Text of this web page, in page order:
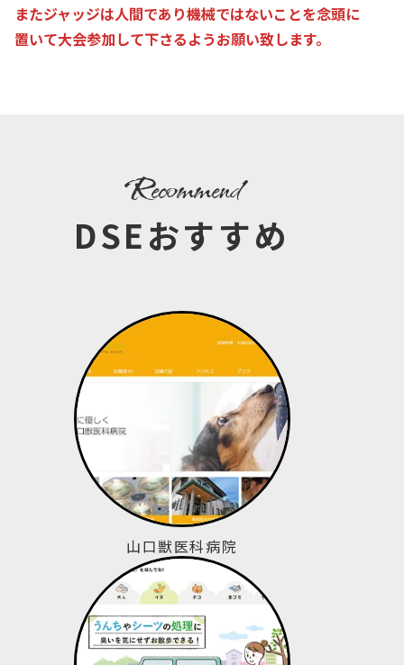
またジャッジは人間であり機械ではないことを念頭に
置いて大会参加して下さるようお願い致します。
DSEおすすめ
recommend
山口獣医科病院